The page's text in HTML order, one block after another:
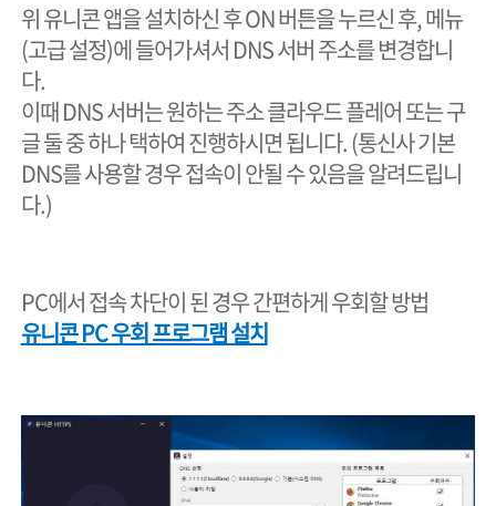
위 유니콘 앱을 설치하신 후 ON 버튼을 누르신 후, 메뉴
(고급 설정)에 들어가셔서 DNS 서버 주소를 변경합니
다.
이때 DNS 서버는 원하는 주소 클라우드 플레어 또는 구
글 둘 중 하나 택하여 진행하시면 됩니다. (통신사 기본
DNS를 사용할 경우 접속이 안될 수 있음을 알려드립니
다.)
PC에서 접속 차단이 된 경우 간편하게 우회할 방법
유니콘 PC 우회 프로그램 설치